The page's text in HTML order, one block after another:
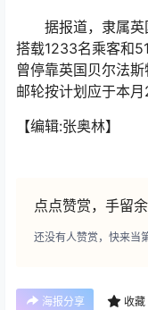
据报道，隶属英
搭载1233名乘客和
曾停靠英国贝尔法
邮轮按计划应于本
【编辑:张奥林】
点点赞赏，手留
还没有人赞赏，快来当
海报分享 收藏